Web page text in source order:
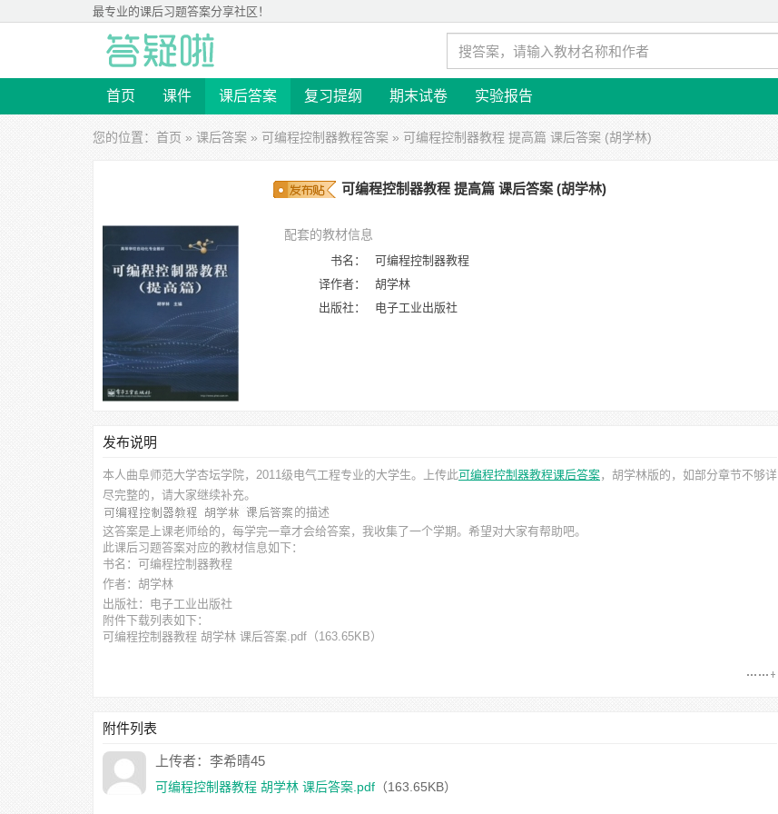
最专业的课后习题答案分享社区！
首页 课件 课后答案 复习提纲 期末试卷 实验报告
您的位置： 首页 » 课后答案 » 可编程控制器教程答案 » 可编程控制器教程 提高篇 课后答案 (胡学林)
可编程控制器教程 提高篇 课后答案 (胡学林)
配套的教材信息
书名：
可编程控制器教程
译作者：
胡学林
出版社：
电子工业出版社
发布说明
本人曲阜师范大学杏坛学院，2011级电气工程专业的大学生。上传此可编程控制器教程课后答案，胡学林版的，如部分章节不够详
尽完整的，请大家继续补充。
的描述
这答案是上课老师给的，每学完一章才会给答案，我收集了一个学期。希望对大家有帮助吧。
此课后习题答案对应的教材信息如下：
书名：可编程控制器教程
作者：胡学林
出版社：电子工业出版社
附件下载列表如下：
可编程控制器教程 胡学林 课后答案.pdf （163.65KB）
附件列表
上传者：李希晴45
可编程控制器教程 胡学林 课后答案.pdf （163.65KB）